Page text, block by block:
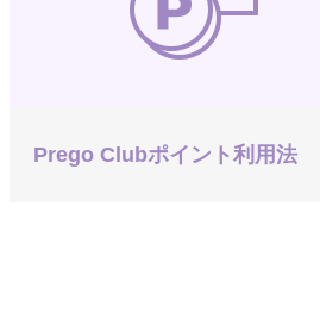
Prego Clubポイント利用法